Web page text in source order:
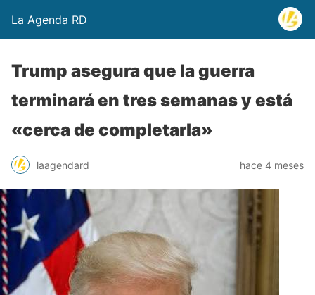
La Agenda RD
Trump asegura que la guerra
terminará en tres semanas y está
«cerca de completarla»
laagendard hace 4 meses